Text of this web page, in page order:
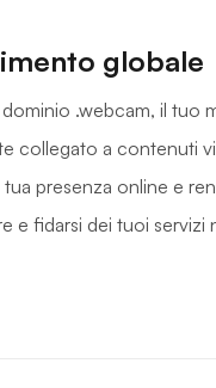
globale
.webcam, il tuo
collegato a contenuti
presenza online e
e fidarsi dei tuoi servizi